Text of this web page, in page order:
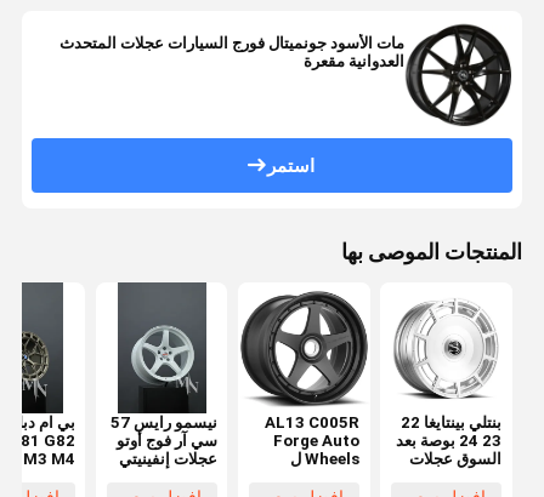
مات الأسود جونميتال فورج السيارات عجلات المتحدث
العدوانية مقعرة
استمر
المنتجات الموصى بها
بنتلي بينتايغا 22
23 24 بوصة بعد
السوق عجلات
AL13 C005R
Forge Auto
Wheels ل
نيسمو رايس 57
سي آر فوج أوتو
عجلات إنفينيتي
G81 G82
M3 M4